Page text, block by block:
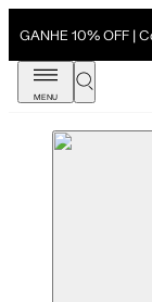
GANHE 10% OFF |
MENU